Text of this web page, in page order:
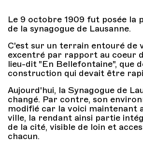
Le 9 octobre 1909 fut posée la
de la synagogue de Lausanne.
C'est sur un terrain entouré de
excentré par rapport au coeur
lieu-dit "En Bellefontaine", que
construction qui devait être
Aujourd'hui, la Synagogue de
changé. Par contre, son
modifié car la voici maintenant
ville, la rendant ainsi partie
de la cité, visible de loin et
chacun.